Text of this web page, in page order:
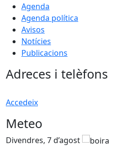
Agenda
Agenda política
Avisos
Notícies
Publicacions
Adreces i telèfons
Accedeix
Meteo
Divendres, 7 d’agost